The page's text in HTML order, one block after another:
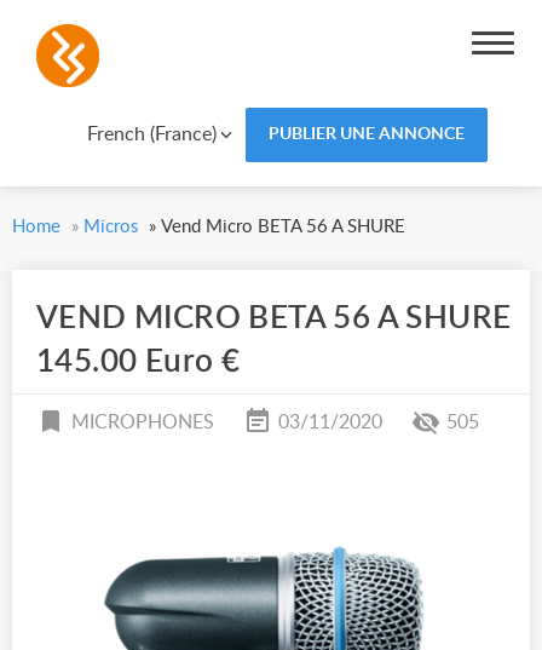
French (France) PUBLIER UNE ANNONCE
Home » Micros » Vend Micro BETA 56 A SHURE
VEND MICRO BETA 56 A SHURE
145.00 Euro €
MICROPHONES 03/11/2020 505